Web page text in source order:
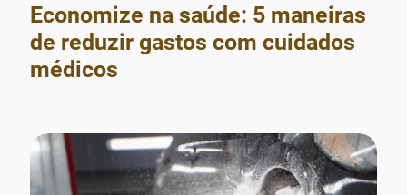
Economize na saúde: 5 maneiras
de reduzir gastos com cuidados
médicos